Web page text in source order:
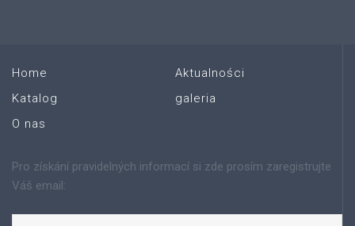
Home
Katalog
O nas
Aktualności
galeria
Pro získání pravidelných informací si zde prosím zaregistrujte
Váš email: